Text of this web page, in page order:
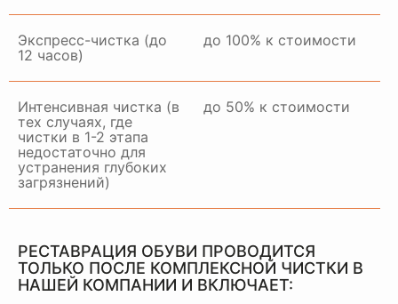
Экспресс-чистка (до
12 часов)
до 100% к стоимости
Интенсивная чистка (в
тех случаях, где
чистки в 1-2 этапа
недостаточно для
устранения глубоких
загрязнений)
до 50% к стоимости
РЕСТАВРАЦИЯ ОБУВИ ПРОВОДИТСЯ
ТОЛЬКО ПОСЛЕ КОМПЛЕКСНОЙ ЧИСТКИ В
НАШЕЙ КОМПАНИИ И ВКЛЮЧАЕТ: